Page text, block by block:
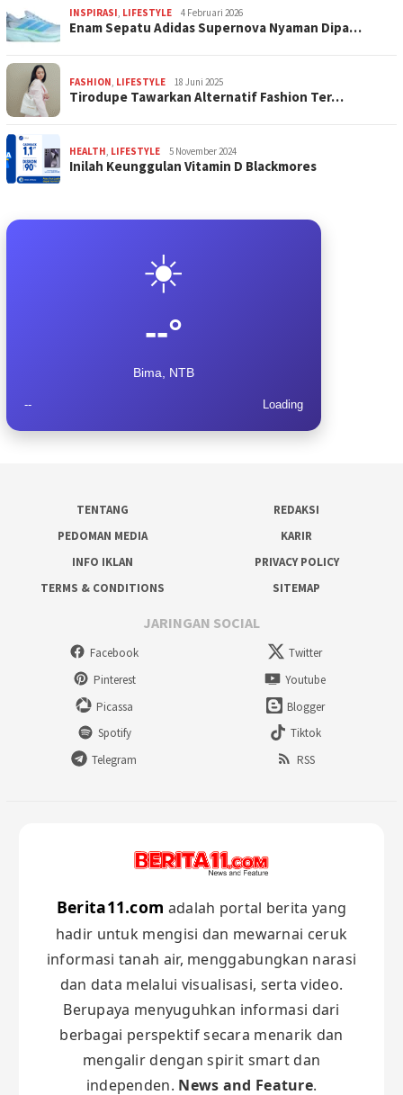
INSPIRASI LIFESTYLE 4 Februari 2026
Enam Sepatu Adidas Supernova Nyaman Dipa…
FASHION LIFESTYLE 18 Juni 2025
Tirodupe Tawarkan Alternatif Fashion Ter…
HEALTH LIFESTYLE 5 November 2024
Inilah Keunggulan Vitamin D Blackmores
☀️
--°
Bima, NTB
-- Loading
TENTANG
REDAKSI
PEDOMAN MEDIA
KARIR
INFO IKLAN
PRIVACY POLICY
TERMS & CONDITIONS
SITEMAP
JARINGAN SOCIAL
Facebook
Twitter
Pinterest
Youtube
Picassa
Blogger
Spotify
Tiktok
Telegram
RSS
Berita11.com adalah portal berita yang
hadir untuk mengisi dan mewarnai ceruk
informasi tanah air, menggabungkan narasi
dan data melalui visualisasi, serta video.
Berupaya menyuguhkan informasi dari
berbagai perspektif secara menarik dan
mengalir dengan spirit smart dan
independen. News and Feature.